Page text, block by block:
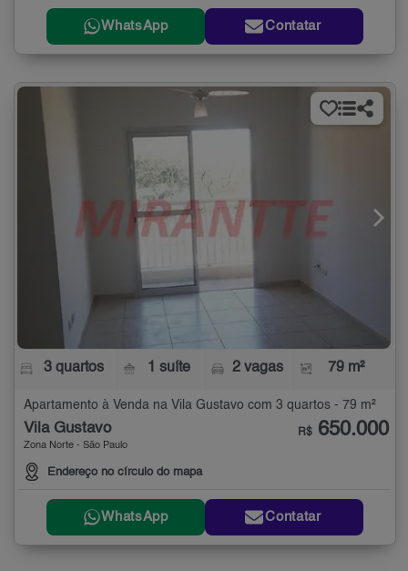
WhatsApp Contatar
3 quartos 1 suíte 2 vagas 79 m²
Apartamento à Venda na Vila Gustavo com 3 quartos - 79 m²
Vila Gustavo
Zona Norte - São Paulo
Endereço no círculo do mapa
R$ 650.000
WhatsApp Contatar